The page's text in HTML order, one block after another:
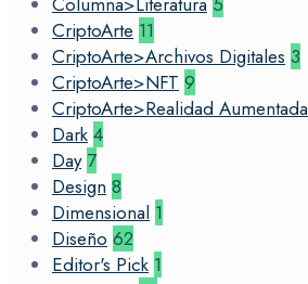
CriptoArte 11
CriptoArte>Archivos Digitales 3
CriptoArte>NFT 9
CriptoArte>Realidad Aumentada
Dark 4
Day 7
Design 8
Dimensional 1
Diseño 62
Editor's Pick 1